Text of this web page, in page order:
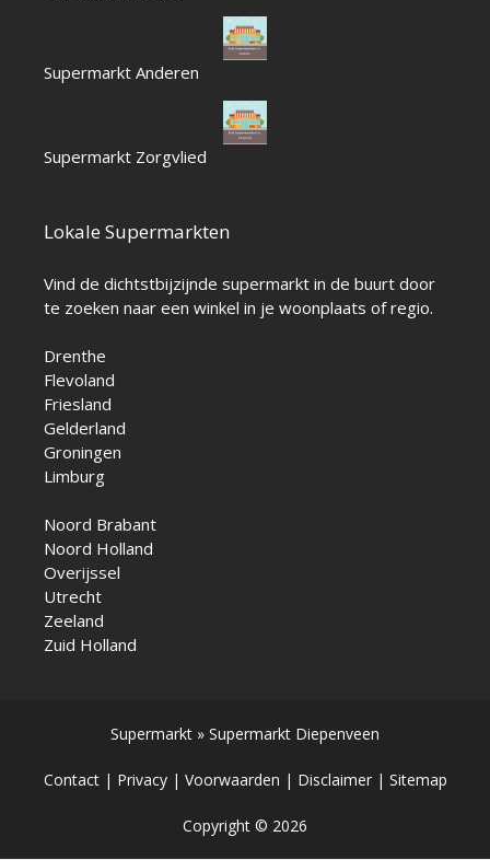
Supermarkt Anderen
Supermarkt Zorgvlied
Lokale Supermarkten
Vind de dichtstbijzijnde supermarkt in de buurt door
te zoeken naar een winkel in je woonplaats of regio.
Drenthe
Flevoland
Friesland
Gelderland
Groningen
Limburg
Noord Brabant
Noord Holland
Overijssel
Utrecht
Zeeland
Zuid Holland
Supermarkt » Supermarkt Diepenveen
Contact| Privacy| Voorwaarden | Disclaimer| Sitemap
Copyright © 2026